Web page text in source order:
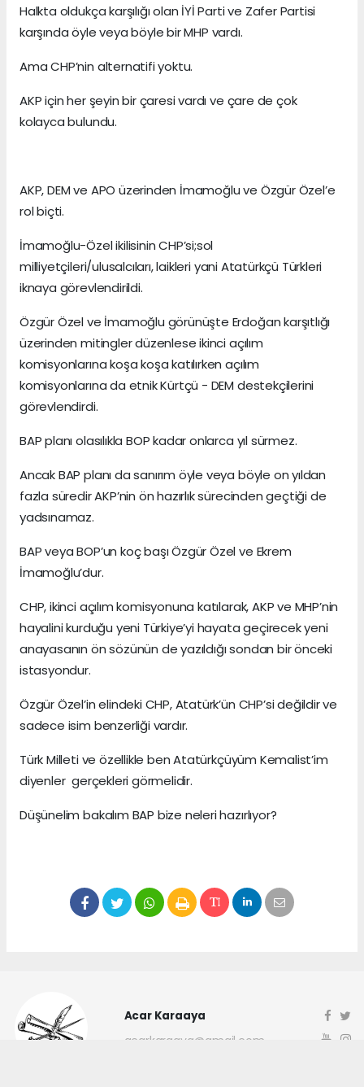
Halkta oldukça karşılığı olan İYİ Parti ve Zafer Partisi
karşında öyle veya böyle bir MHP vardı.
Ama CHP’nin alternatifi yoktu.
AKP için her şeyin bir çaresi vardı ve çare de çok
kolayca bulundu.
AKP, DEM ve APO üzerinden İmamoğlu ve Özgür Özel’e
rol biçti.
İmamoğlu-Özel ikilisinin CHP’si;sol
milliyetçileri/ulusalcıları, laikleri yani Atatürkçü Türkleri
iknaya görevlendirildi.
Özgür Özel ve İmamoğlu görünüşte Erdoğan karşıtlığı
üzerinden mitingler düzenlese ikinci açılım
komisyonlarına koşa koşa katılırken açılım
komisyonlarına da etnik Kürtçü - DEM destekçilerini
görevlendirdi.
BAP planı olasılıkla BOP kadar onlarca yıl sürmez.
Ancak BAP planı da sanırım öyle veya böyle on yıldan
fazla süredir AKP’nin ön hazırlık sürecinden geçtiği de
yadsınamaz.
BAP veya BOP’un koç başı Özgür Özel ve Ekrem
İmamoğlu’dur.
CHP, ikinci açılım komisyonuna katılarak, AKP ve MHP’nin
hayalini kurduğu yeni Türkiye’yi hayata geçirecek yeni
anayasanın ön sözünün de yazıldığı sondan bir önceki
istasyondur.
Özgür Özel’in elindeki CHP, Atatürk’ün CHP’si değildir ve
sadece isim benzerliği vardır.
Türk Milleti ve özellikle ben Atatürkçüyüm Kemalist’im
diyenler gerçekleri görmelidir.
Düşünelim bakalım BAP bize neleri hazırlıyor?
Acar Karaaya
acarkaraaya@gmail.com